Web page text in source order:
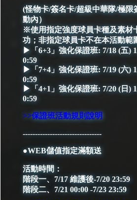
(怪物卡/簽名卡/超級中華隊/極限
動內）
※使用指定強度球員卡種及素材
功；非指定球員卡不在本活動範
▶「6+3」強化保證班: 7/18 (五)
0:59
▶「7+4」強化保證班: 7/19 (六)
0:59
▶「4+1」強化保證班: 7/20 (日)
0:59
>>保證班活動規則說明
--------------------------------
●WEB儲值指定滿額送
活動時間：
階段一、7/17 維護後-7/20 23:59
階段二、7/21 00:00 -7/23 23:59